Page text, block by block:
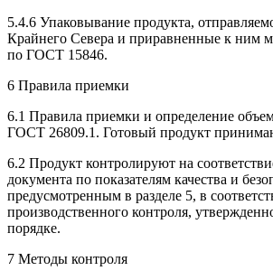
5.4.6 Упаковывание продукта,
Крайнего Севера и приравненные к ним
по ГОСТ 15846.
6 Правила приемки
6.1 Правила приемки и определение
ГОСТ 26809.1. Готовый продукт
6.2 Продукт контролируют на
документа по показателям качества и
предусмотренным в разделе 5, в
производственного контроля,
порядке.
7 Методы контроля